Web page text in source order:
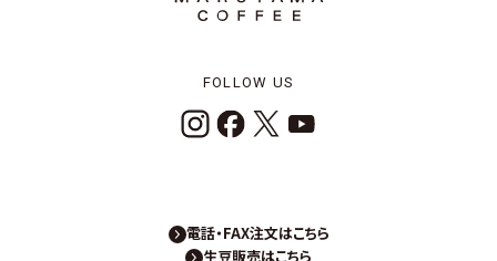
FOLLOW US
電話・FAX注文はこちら
生豆販売はこちら